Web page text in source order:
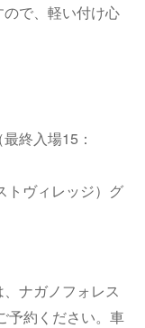
で、軽い付け心
終入場15：
トヴィレッジ）グ
ナガノフォレス
予約ください。車